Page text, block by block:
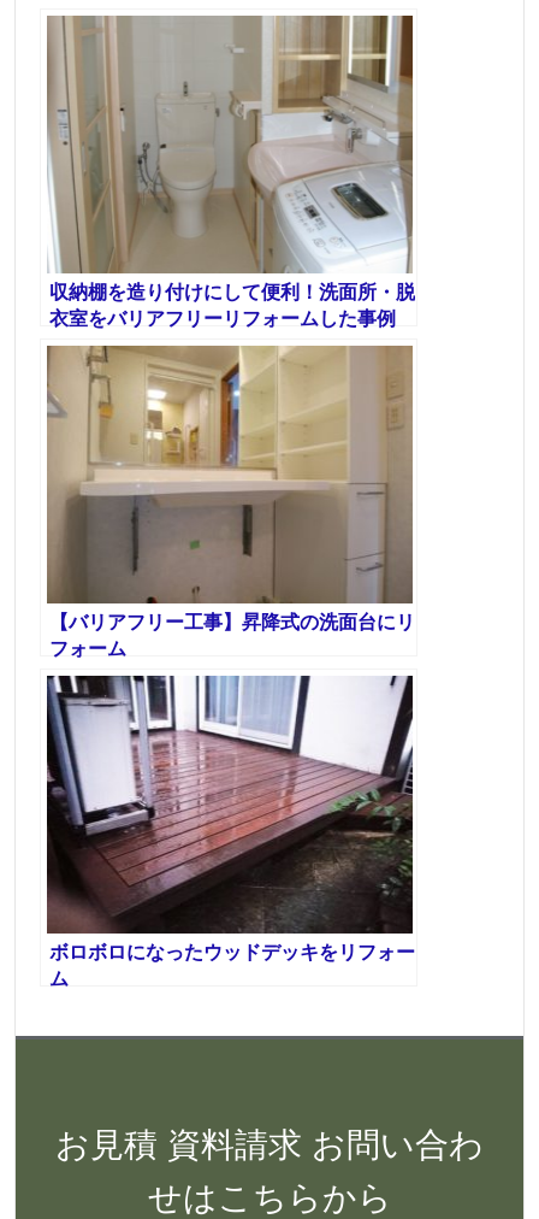
収納棚を造り付けにして便利！洗面所・脱
衣室をバリアフリーリフォームした事例
【バリアフリー工事】昇降式の洗面台にリ
フォーム
ボロボロになったウッドデッキをリフォー
ム
お見積 資料請求 お問い合わ
せはこちらから